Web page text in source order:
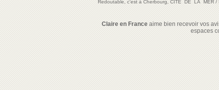
Redoutable, c'est à Cherbourg, CITE DE LA MER/
Claire en Franceaime bien recevoir vos
espaces